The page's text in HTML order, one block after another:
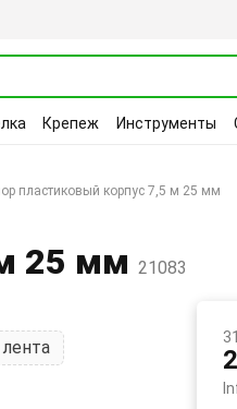
Крепеж Инструменты
пластиковый корпус 7,5 м 25 мм
25 мм 21083